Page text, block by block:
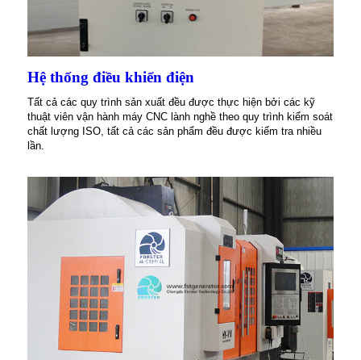
Hệ thống điều khiển điện
Tất cả các quy trình sản xuất đều được thực hiện bởi các kỹ
thuật viên vận hành máy CNC lành nghề theo quy trình kiểm soát
chất lượng ISO, tất cả các sản phẩm đều được kiểm tra nhiều
lần.